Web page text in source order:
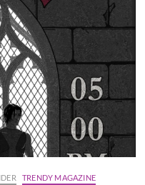
TRENDY MAGAZINE